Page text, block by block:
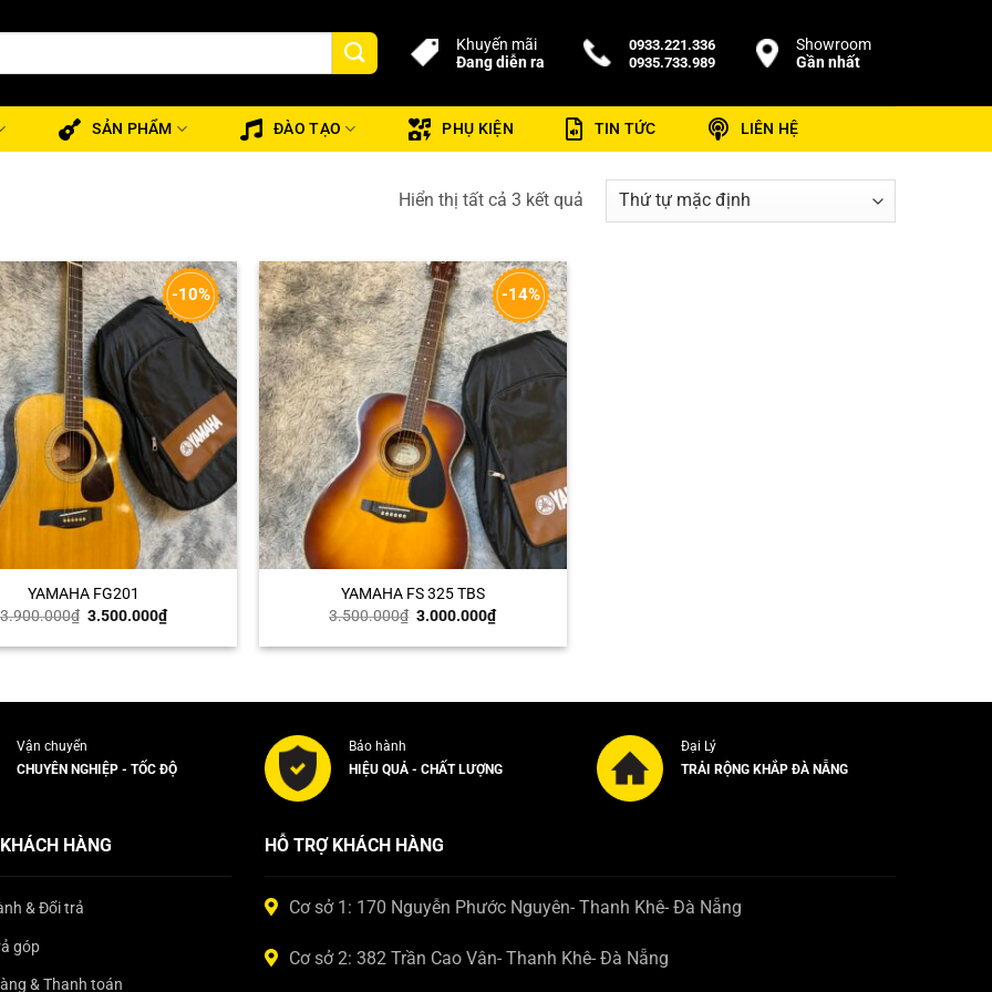
Khuyến mãi
Đang diễn ra
0933.221.336
0935.733.989
Showroom
Gần nhất
SẢN PHẨM ĐÀO TẠO PHỤ KIỆN TIN TỨC LIÊN HỆ
Hiển thị tất cả 3 kết quả
-10%
YAMAHA FG201
3.900.000₫ Giá
là:
3.500.000₫Giá
hiện
tại
-14%
+
YAMAHA FS 325 TBS
3.500.000₫ Giá
là:
3.000.000₫Giá
hiện
tại
Vận chuyển
CHUYÊN NGHIỆP - TỐC ĐỘ
Bảo hành
HIỆU QUẢ - CHẤT LƯỢNG
Đại Lý
TRẢI RỘNG KHẮP ĐÀ NẴNG
HÀNG
& Đổi trả
góp
& Thanh toán
HỖ TRỢ KHÁCH HÀNG
Cơ sở 1: 170 Nguyễn Phước Nguyên- Thanh Khê- Đà Nẵng
Cơ sở 2: 382 Trần Cao Vân- Thanh Khê- Đà Nẵng